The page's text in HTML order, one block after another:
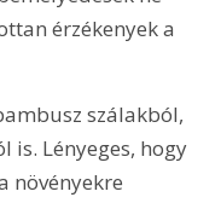
érzékenyek a
szálakból,
Lényeges, hogy
növényekre